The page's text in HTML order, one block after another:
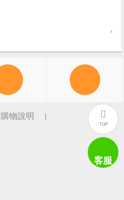
購物說明
TOP
客服